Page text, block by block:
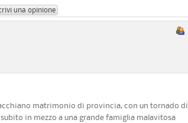
una opinione
matrimonio di provincia, con un tornado di
in mezzo a una grande famiglia malavitosa